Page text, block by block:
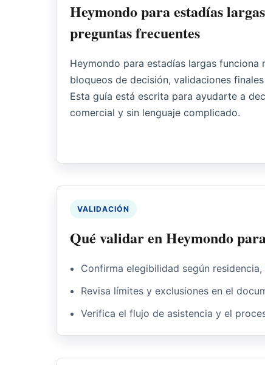
Heymondo para estadías
preguntas frecuentes
Heymondo para estadías largas funciona
bloqueos de decisión, validaciones
Esta guía está escrita para ayudarte a
comercial y sin lenguaje complicado.
VALIDACIÓN
Qué validar en Heymondo
Confirma elegibilidad según
Revisa límites y exclusiones en el
Verifica el flujo de asistencia y el